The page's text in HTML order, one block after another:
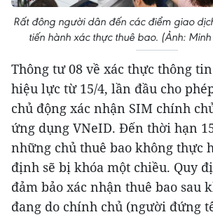
Rất đông người dân đến các điểm giao
tiến hành xác thực thuê bao. (Ảnh:
Thông tư 08 về xác thực thông
hiệu lực từ 15/4, lần đầu cho
chủ động xác nhận SIM chính
ứng dụng VNeID. Đến thời hạn
những chủ thuê bao không thực
định sẽ bị khóa một chiều. Quy
đảm bảo xác nhận thuê bao sau
đang do chính chủ (người đứng